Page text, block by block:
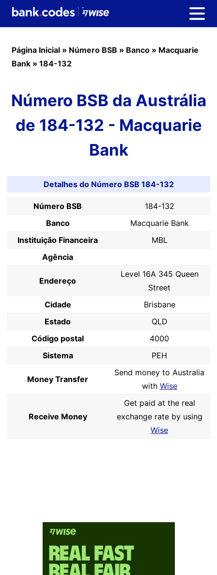
Página Inicial » Número BSB » Banco » Macquarie
Bank » 184-132
Número BSB da Austrália
de 184-132 - Macquarie
Bank
Detalhes do Número BSB 184-132
Número BSB
184-132
Banco
Macquarie Bank
Instituição Financeira
MBL
Agência
Endereço
Level 16A 345 Queen
Street
Cidade
Brisbane
Estado
QLD
Código postal
4000
Sistema
PEH
Money Transfer
Send money to Australia
with Wise
Receive Money
Get paid at the real
exchange rate by using
Wise